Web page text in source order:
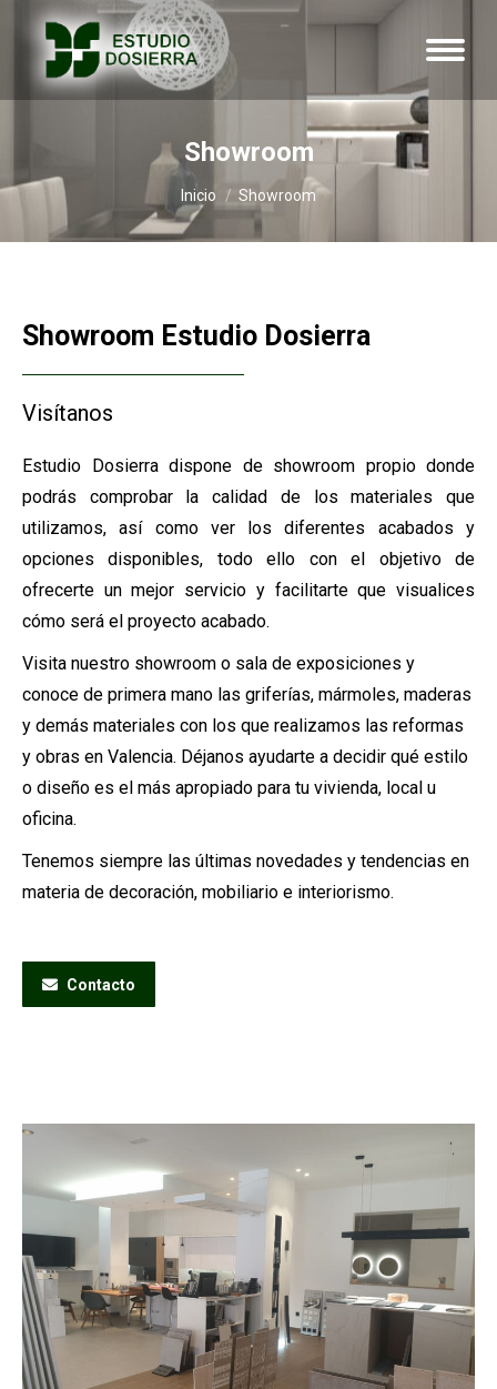
Showroom
Estás aquí:
Inicio Showroom
Showroom Estudio Dosierra
Visítanos
Estudio Dosierra dispone de showroom propio donde
podrás comprobar la calidad de los materiales que
utilizamos, así como ver los diferentes acabados y
opciones disponibles, todo ello con el objetivo de
ofrecerte un mejor servicio y facilitarte que visualices
cómo será el proyecto acabado.
Visita nuestro showroom o sala de exposiciones y
conoce de primera mano las griferías, mármoles, maderas
y demás materiales con los que realizamos las reformas
y obras en Valencia. Déjanos ayudarte a decidir qué estilo
o diseño es el más apropiado para tu vivienda, local u
oficina.
Tenemos siempre las últimas novedades y tendencias en
materia de decoración, mobiliario e interiorismo.
Contacto